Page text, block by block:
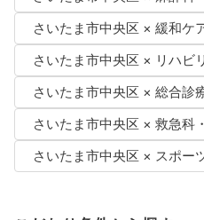
さいたま市中央区 × 緩和ケ
さいたま市中央区 × リハビ
さいたま市中央区 × 総合診
さいたま市中央区 × 救急科
さいたま市中央区 × スポー